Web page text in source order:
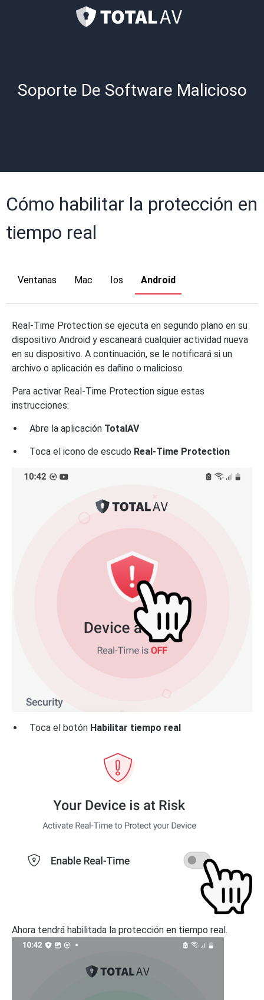
Soporte De Software Malicioso
Cómo habilitar la protección en
tiempo real
Ventanas Mac Ios Android
Real-Time Protection se ejecuta en segundo plano en su
dispositivo Android y escaneará cualquier actividad nueva
en su dispositivo. A continuación, se le notificará si un
archivo o aplicación es dañino o malicioso.
Para activar Real-Time Protection sigue estas
instrucciones:
Abre la aplicación TotalAV
Toca el icono de escudo Real-Time Protection
Toca el botón Habilitar tiempo real
Ahora tendrá habilitada la protección en tiempo real.